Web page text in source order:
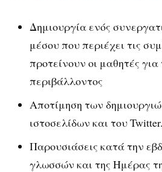
Δημιουργία ενός
μέσου που περιέχει τις
προτείνουν οι μαθητές
περιβάλλοντος
Αποτίμηση των
ιστοσελίδων και του Twitter.
Παρουσιάσεις κατά την
γλωσσών και της Ημέρας